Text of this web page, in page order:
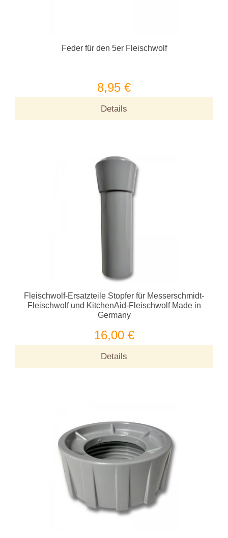
Feder für den 5er Fleischwolf
8,95 €
Details
Fleischwolf-Ersatzteile Stopfer für Messerschmidt-
Fleischwolf und KitchenAid-Fleischwolf Made in
Germany
16,00 €
Details